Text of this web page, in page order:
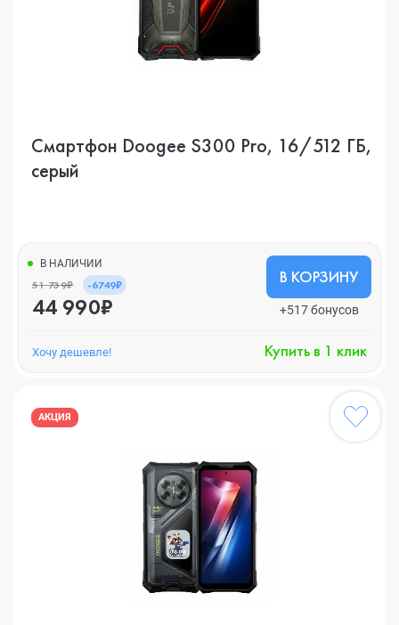
Смартфон Doogee S300 Pro, 16/512 ГБ,
серый
В НАЛИЧИИ
51 739₽ -6749₽
44 990₽
В КОРЗИНУ
+517 бонусов
Хочу дешевле! Купить в 1 клик
АКЦИЯ